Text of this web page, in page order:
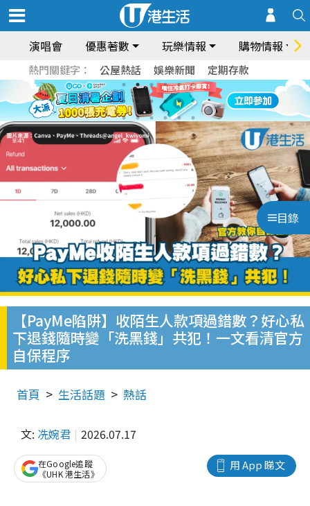
演唱會 優惠著數 玩樂情報 購物情報
熱門關鍵字： 公屋熱話 娛樂新聞 定期存款
目錄
【PayMe陷阱】收陌生人款項過錯數？好心私
下退錢隨時變「洗黑錢」共犯！一文看清官方
自保程序
首頁 生活話題 熱話
文: 冼婉君 2026.07.17
用 App 睇文
在Google追蹤
《UHK 港生活》